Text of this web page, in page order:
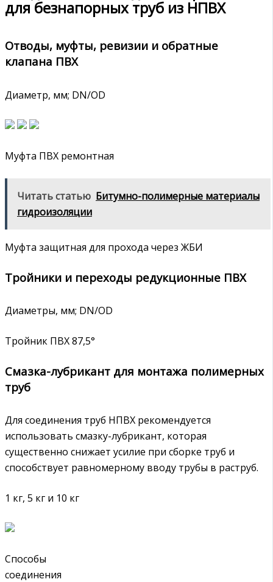
для безнапорных труб из НПВХ
Отводы, муфты, ревизии и обратные
клапана ПВХ
Диаметр, мм; DN/OD
Муфта ПВХ ремонтная
Читать статью Битумно-полимерные материалы
гидроизоляции
Муфта защитная для прохода через ЖБИ
Тройники и переходы редукционные ПВХ
Диаметры, мм; DN/OD
Тройник ПВХ 87,5°
Смазка-лубрикант для монтажа полимерных
труб
Для соединения труб НПВХ рекомендуется
использовать смазку-лубрикант, которая
существенно снижает усилие при сборке труб и
способствует равномерному вводу трубы в раструб.
1 кг, 5 кг и 10 кг
Способы
соединения